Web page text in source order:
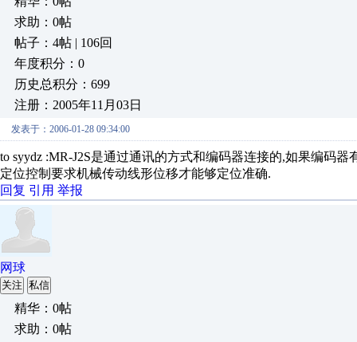
求助：0帖
帖子：4帖 | 106回
年度积分：0
历史总积分：699
注册：2005年11月03日
发表于：2006-01-28 09:34:00
to syydz :MR-J2S是通过通讯的方式和编码器连接的,如果编码
定位控制要求机械传动线形位移才能够定位准确.
回复 引用 举报
网球
关注 私信
精华：0帖
求助：0帖